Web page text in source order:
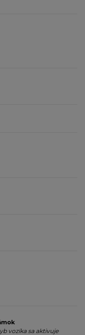
vozíka sa aktivuje